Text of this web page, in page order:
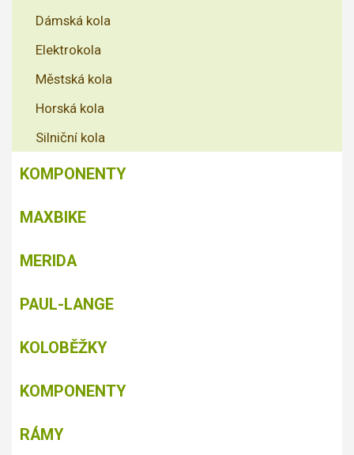
Dámská kola
Elektrokola
Městská kola
Horská kola
Silniční kola
KOMPONENTY
MAXBIKE
MERIDA
PAUL-LANGE
KOLOBĚŽKY
KOMPONENTY
RÁMY